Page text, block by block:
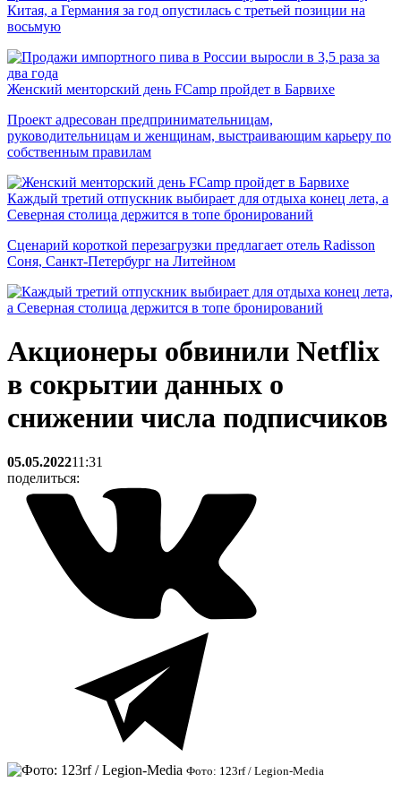
Китая, а Германия за год опустилась с третьей позиции на
восьмую
Женский менторский день FCamp пройдет в Барвихе
Проект адресован предпринимательницам,
руководительницам и женщинам, выстраивающим карьеру по
собственным правилам
Каждый третий отпускник выбирает для отдыха конец лета, а
Северная столица держится в топе бронирований
Сценарий короткой перезагрузки предлагает отель Radisson
Соня, Санкт-Петербург на Литейном
Акционеры обвинили Netflix
в сокрытии данных о
снижении числа подписчиков
05.05.202211:31
поделиться:
Фото: 123rf / Legion-Media